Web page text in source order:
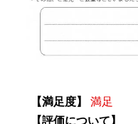
【満足度】
満足
【評価について】